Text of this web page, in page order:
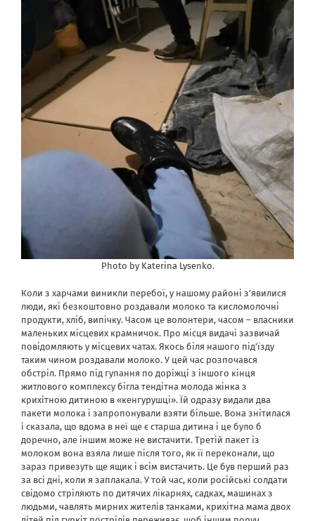
Photo by Katerina Lysenko.
Коли з харчами виникли перебої, у нашому районі з’явилися
люди, які безкоштовно роздавали молоко та кисломолочні
продукти, хліб, випічку. Часом це волонтери, часом – власники
маленьких місцевих крамничок. Про місця видачі зазвичай
повідомляють у місцевих чатах. Якось біля нашого під’їзду
таким чином роздавали молоко. У цей час розпочався
обстріл. Прямо під гупання по доріжці з іншого кінця
житлового комплексу бігла тендітна молода жінка з
крихітною дитиною в «кенгурушці». Їй одразу видали два
пакети молока і запропонували взяти більше. Вона знітилася
і сказала, що вдома в неї ще є старша дитина і це було б
доречно, але іншим може не вистачити. Третій пакет із
молоком вона взяла лише після того, як її переконали, що
зараз привезуть ще ящик і всім вистачить. Це був перший раз
за всі дні, коли я заплакала. У той час, коли російські солдати
свідомо стріляють по дитячих лікарнях, садках, машинах з
людьми, чавлять мирних жителів танками, крихітна мама двох